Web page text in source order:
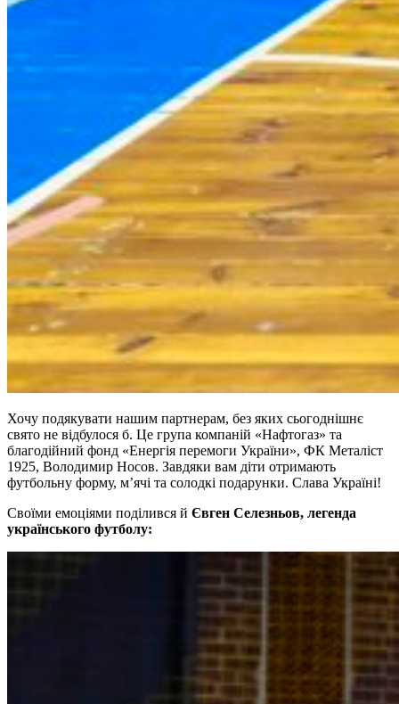
Хочу подякувати нашим партнерам, без яких сьогоднішнє
свято не відбулося б. Це група компаній «Нафтогаз» та
благодійний фонд «Енергія перемоги України», ФК Металіст
1925, Володимир Носов. Завдяки вам діти отримають
футбольну форму, м’ячі та солодкі подарунки. Слава Україні!
Своїми емоціями поділився й Євген Селезньов, легенда
українського футболу: